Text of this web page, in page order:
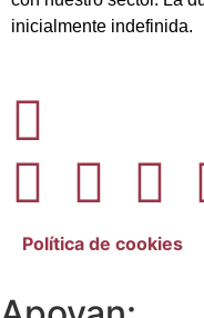
inicialmente indefinida.
Política de cookies